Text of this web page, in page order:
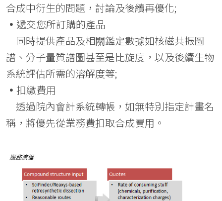
合成中衍生的問題，討論及後續再優化;
• 遞交您所訂購的產品
同時提供產品及相關鑑定數據如核磁共振圖
譜、分子量質譜圖甚至是比旋度，以及後續生物
系統評估所需的溶解度等;
• 扣繳費用
透過院內會計系統轉帳，如無特別指定計畫名
稱，將優先從業務費扣取合成費用。